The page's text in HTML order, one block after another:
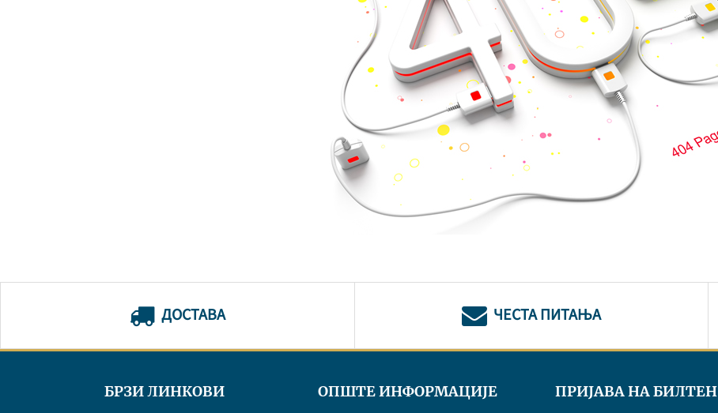
ДОСТАВА ЧЕСТА ПИТАЊА
БРЗИ ЛИНКОВИ ОПШТЕ ИНФОРМАЦИЈЕ ПРИЈАВА НА БИЛТЕН